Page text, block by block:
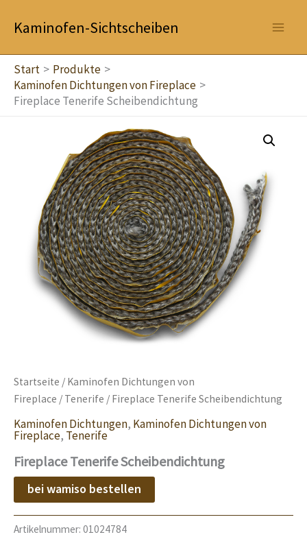
InhaltKaminofen-Sichtscheiben
Start
Produkte
Kaminofen Dichtungen von Fireplace
Fireplace Tenerife Scheibendichtung
Startseite / Kaminofen Dichtungen von
Fireplace / Tenerife / Fireplace Tenerife Scheibendichtung
Kaminofen Dichtungen, Kaminofen Dichtungen von
Fireplace, Tenerife
Fireplace Tenerife Scheibendichtung
bei wamiso bestellen
Artikelnummer: 01024784